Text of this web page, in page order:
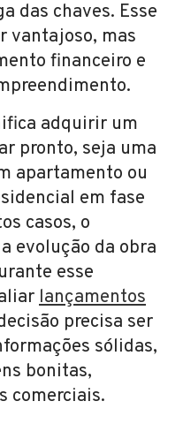
das chaves. Esse
vantajoso, mas
financeiro e
adquirir um
pronto, seja uma
apartamento ou
em fase
casos, o
evolução da obra
esse
lançamentos
precisa ser
sólidas,
bonitas,
comerciais.